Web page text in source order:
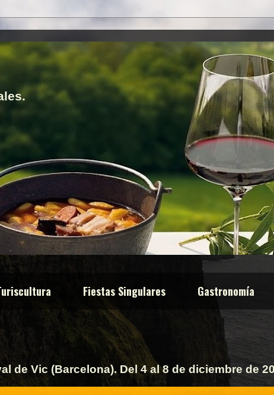
Fiestas Singulares Gastronomía
de Vic (Barcelona). Del 4 al 8 de diciembre de